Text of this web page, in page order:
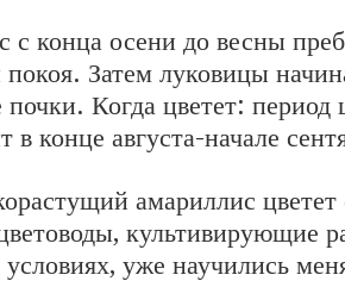
с конца осени до весны
покоя. Затем луковицы
Когда цветет: период
в конце августа-начале
амариллис цветет
культивирующие
уже научились